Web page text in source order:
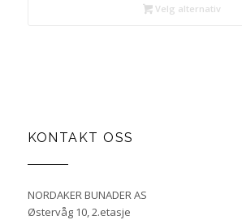
Velg alternativ
KONTAKT OSS
NORDAKER BUNADER AS
Østervåg 10, 2.etasje